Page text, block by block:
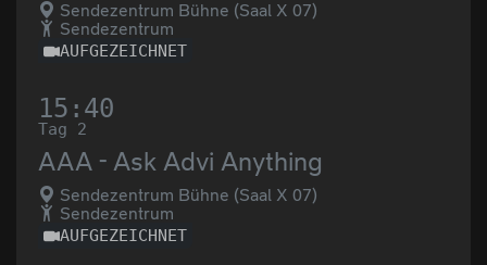
Sendezentrum Bühne (Saal X 07)
Sendezentrum
AUFGEZEICHNET
15:40
Tag 2
AAA - Ask Advi Anything
Sendezentrum Bühne (Saal X 07)
Sendezentrum
AUFGEZEICHNET